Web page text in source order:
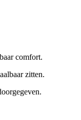
comfort.
zitten.